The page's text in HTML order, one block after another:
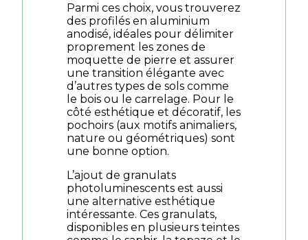
Parmi ces choix, vous trouverez
des profilés en aluminium
anodisé, idéales pour délimiter
proprement les zones de
moquette de pierre et assurer
une transition élégante avec
d’autres types de sols comme
le bois ou le carrelage. Pour le
côté esthétique et décoratif, les
pochoirs (aux motifs animaliers,
nature ou géométriques) sont
une bonne option.
L’ajout de granulats
photoluminescents est aussi
une alternative esthétique
intéressante. Ces granulats,
disponibles en plusieurs teintes